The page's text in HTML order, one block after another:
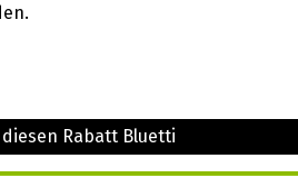
diesen Rabatt Bluetti